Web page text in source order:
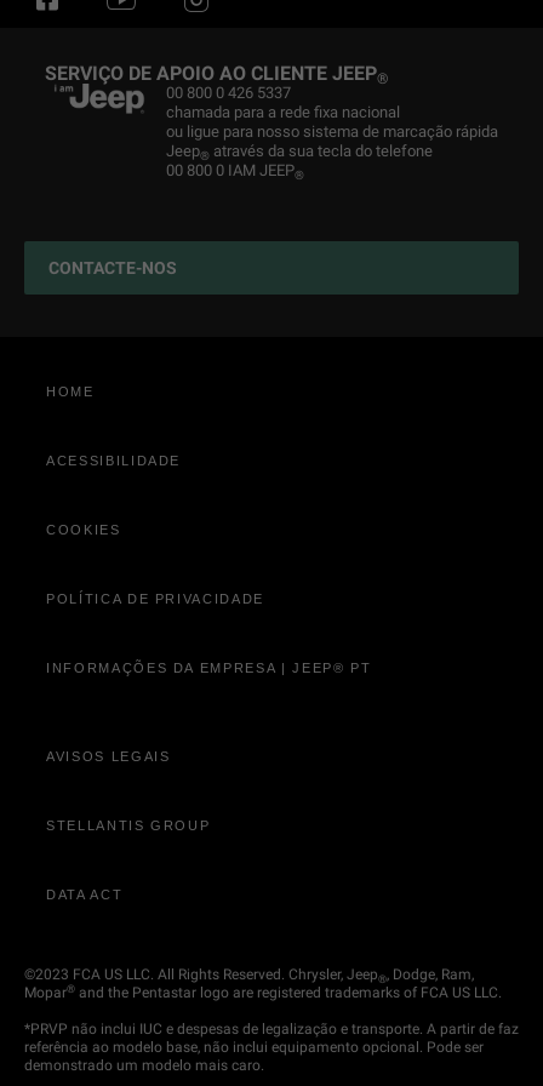
Test Drive
Newsletter
Loja Jeep
Jeep®História
Serviços Conectados
Peças & Conselhos
Serviços para o carro
Encontre um concessionário
Acessórios originais
Glossário
Novos Testes de WLTP
4xe: SUVs híbridos plug-in
SERVIÇO DE APOIO AO CLIENTE JEEP®
00 800 0 426 5337
chamada para a rede fixa nacional
ou ligue para nosso sistema de marcação rápida
Jeep® através da sua tecla do telefone
00 800 0 IAM JEEP®
CONTACTE-NOS
HOME
ACESSIBILIDADE
COOKIES
POLÍTICA DE PRIVACIDADE
INFORMAÇÕES DA EMPRESA | JEEP® PT
AVISOS LEGAIS
STELLANTIS GROUP
DATA ACT
©2023 FCA US LLC. All Rights Reserved. Chrysler, Jeep®, Dodge, Ram,
Mopar® and the Pentastar logo are registered trademarks of FCA US LLC.
*PRVP não inclui IUC e despesas de legalização e transporte. A partir de faz
referência ao modelo base, não inclui equipamento opcional. Pode ser
demonstrado um modelo mais caro.